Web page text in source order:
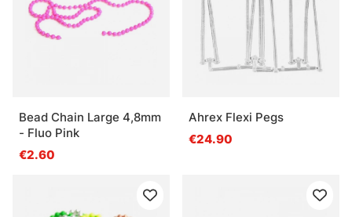
Bead Chain Large 4,8mm
- Fluo Pink
€2.60
Ahrex Flexi Pegs
€24.90